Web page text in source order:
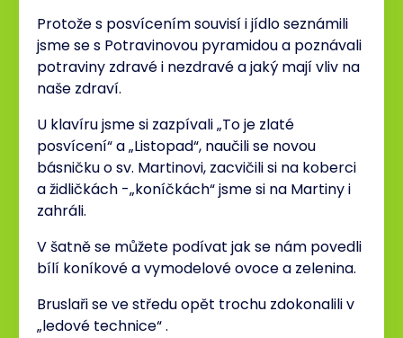
Protože s posvícením souvisí i jídlo seznámili
jsme se s Potravinovou pyramidou a poznávali
potraviny zdravé i nezdravé a jaký mají vliv na
naše zdraví.
U klavíru jsme si zazpívali „To je zlaté
posvícení“ a „Listopad“, naučili se novou
básničku o sv. Martinovi, zacvičili si na koberci
a židličkách -„koníčkách“ jsme si na Martiny i
zahráli.
V šatně se můžete podívat jak se nám povedli
bílí koníkové a vymodelové ovoce a zelenina.
Bruslaři se ve středu opět trochu zdokonalili v
„ledové technice“ .